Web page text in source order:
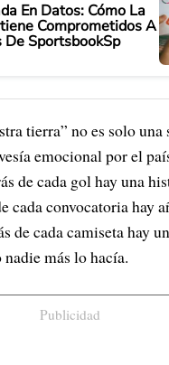
En Datos: Cómo La
Comprometidos A
De SportsbookSp
tierra” no es solo una
emocional por el
de cada gol hay una
cada convocatoria hay
de cada camiseta hay
más lo hacía.
Publicidad